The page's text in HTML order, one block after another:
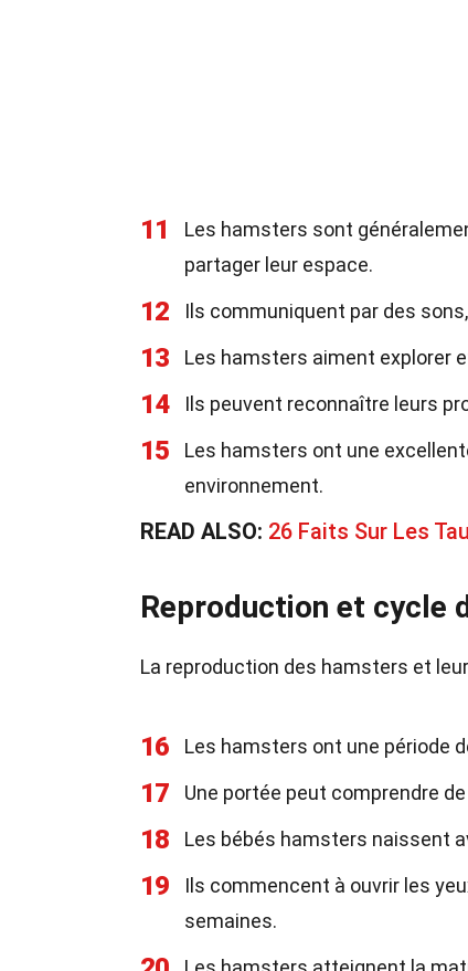
11
Les hamsters sont
partager leur espace.
12 Ils communiquent par des
13 Les hamsters aiment explorer
14 Ils peuvent reconnaître leurs
15
Les hamsters ont une
environnement.
READ ALSO: 26 Faits Sur Les
Reproduction et cycle
La reproduction des hamsters et
16 Les hamsters ont une période
17 Une portée peut comprendre
18 Les bébés hamsters naissent
19
Ils commencent à ouvrir les
semaines.